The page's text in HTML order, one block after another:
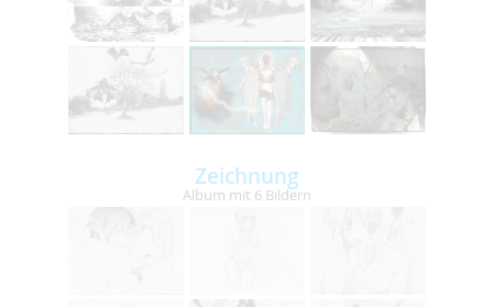
Zeichnung
Album mit 6 Bildern